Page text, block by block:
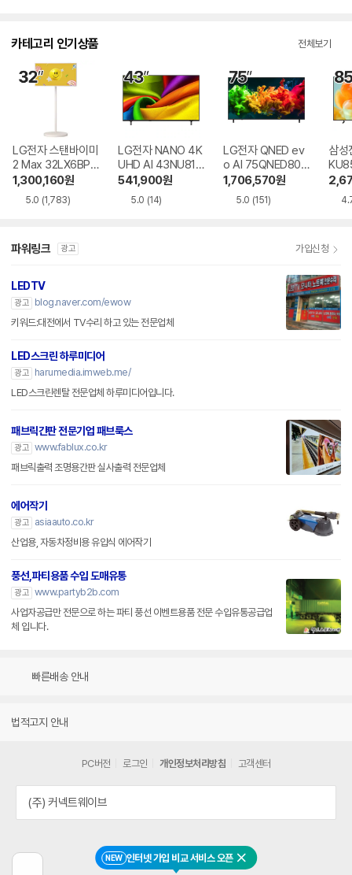
NEW 인터넷 가입 비교 서비스 오픈 닫기
카테고리 인기상품 전체보기
LG전자 스탠바이미
2 Max 32LX6BPG
A
1,300,160원
5.0 (1,783)
LG전자 NANO 4K
UHD AI 43NU810
BENA
541,900원
5.0 (14)
LG전자 QNED ev
o AI 75QNED80B
EA
1,706,570원
5.0 (151)
삼성
R
파워링크 광고 가입신청
LEDTV
광고
blog.naver.com/ewow
키워드:대전에서 TV수리 하고 있는 전문업체
LED스크린 하루미디어
광고
harumedia.imweb.me/
LED스크린렌탈 전문업체 하루미디어입니다.
패브릭간판 전문기업 패브룩스
광고 www.fablux.co.kr
패브릭출력 조명용간판 실사출력 전문업체
에어작기
광고
asiaauto.co.kr
산업용, 자동차정비용 유압식 에어작기
풍선,파티용품 수입 도매유통
광고 www.partyb2b.com
사업자공급만 전문으로 하는 파티 풍선 이벤트용품 전문 수입유통공급업
체 입니다.
빠른배송 안내
법적고지 안내
PC버전 로그인 개인정보처리방침 고객센터
(주) 커넥트웨이브